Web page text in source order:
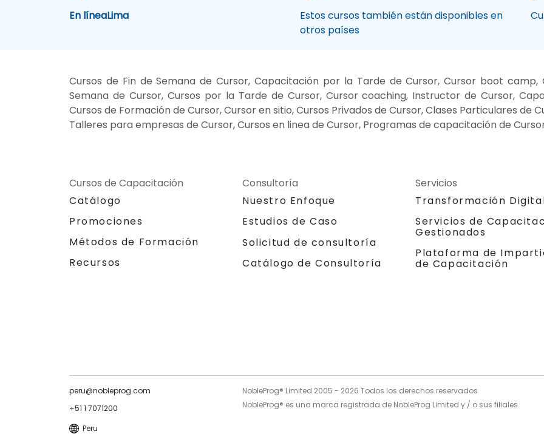
En líneaLima
Estos cursos también están disponibles en
otros países
Cursos de Fin de Semana de Cursor, Capacitación por la Tarde de Cursor, Cursor boot camp,
Semana de Cursor, Cursos por la Tarde de Cursor, Cursor coaching, Instructor de Cursor,
Cursos de Formación de Cursor, Cursor en sitio, Cursos Privados de Cursor, Clases Particulares de
Talleres para empresas de Cursor, Cursos en linea de Cursor, Programas de capacitación de
Cursos de Capacitación
Catálogo
Promociones
Métodos de Formación
Recursos
Consultoría
Nuestro Enfoque
Estudios de Caso
Solicitud de consultoría
Catálogo de Consultoría
Servicios
Transformación
Servicios de
Gestionados
Plataforma de
de Capacitación
peru@nobleprog.com
+51 1 7071200
Peru
NobleProg® Limited 2005 - 2026 Todos los derechos reservados
NobleProg® es una marca registrada de NobleProg Limited y / o sus filiales.